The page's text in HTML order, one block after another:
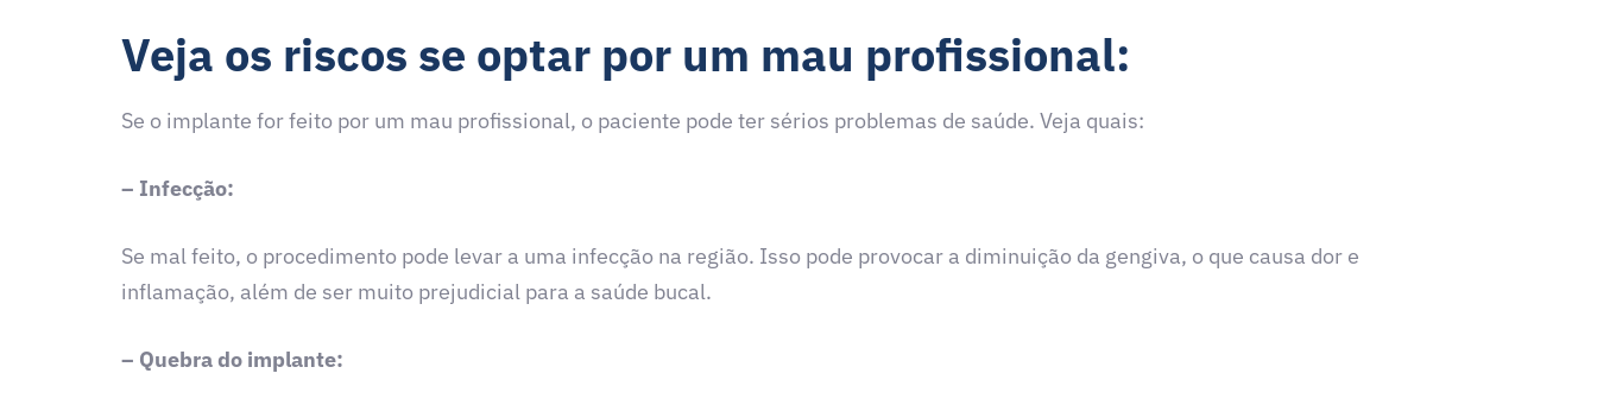
Veja os riscos se optar por um mau profissional:
Se o implante for feito por um mau profissional, o paciente pode ter sérios problemas de saúde. Veja quais:
– Infecção:
Se mal feito, o procedimento pode levar a uma infecção na região. Isso pode provocar a diminuição da gengiva, o que causa dor e
inflamação, além de ser muito prejudicial para a saúde bucal.
– Quebra do implante: